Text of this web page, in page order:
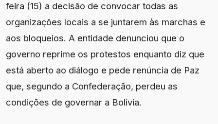
feira (15) a decisão de convocar todas as
organizações locais a se juntarem às marchas e
aos bloqueios. A entidade denunciou que o
governo reprime os protestos enquanto diz que
está aberto ao diálogo e pede renúncia de Paz
que, segundo a Confederação, perdeu as
condições de governar a Bolívia.